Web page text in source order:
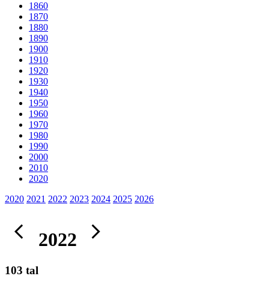
1860
1870
1880
1890
1900
1910
1920
1930
1940
1950
1960
1970
1980
1990
2000
2010
2020
2020 2021 2022 2023 2024 2025 2026
2022
103 tal